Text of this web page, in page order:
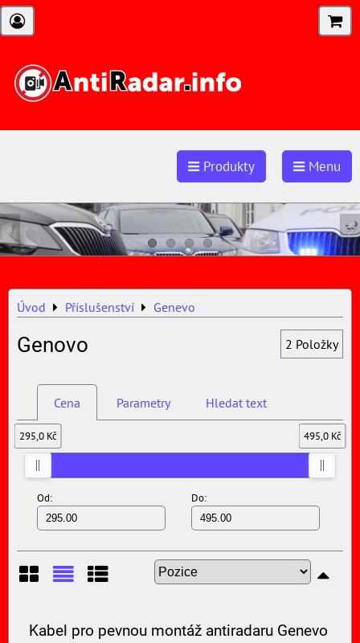
Produkty Menu
Úvod Příslušenství Genevo
Genovo 2 Položky
Cena Parametry Hledat text
Od: Do:
295,0 Kč 495,0 Kč
Kabel pro pevnou montáž antiradaru Genevo